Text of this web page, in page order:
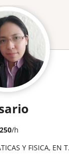
250/h
EN TODOS LOS NIVELES